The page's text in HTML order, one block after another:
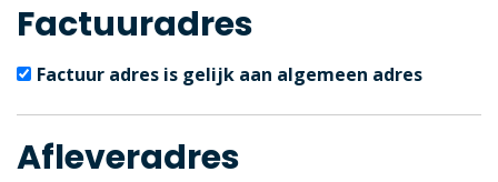
Factuuradres
Factuur adres is gelijk aan algemeen adres
Afleveradres